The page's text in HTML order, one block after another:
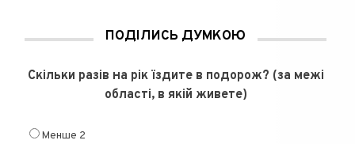
ПОДІЛИСЬ ДУМКОЮ
Скільки разів на рік їздите в подорож? (за межі
області, в якій живете)
Менше 2